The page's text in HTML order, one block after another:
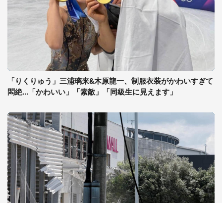
「りくりゅう」三浦璃来&木原龍一、制服衣装がかわいすぎて
悶絶...「かわいい」「素敵」「同級生に見えます」